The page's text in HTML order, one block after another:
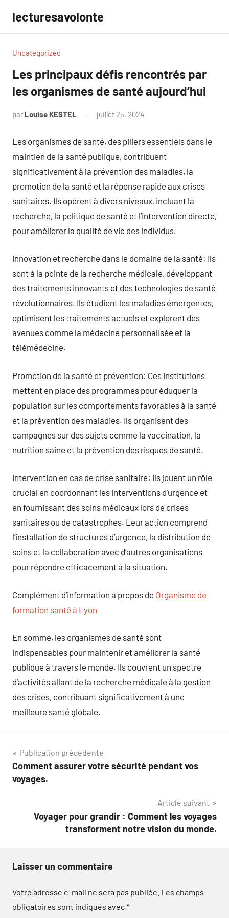
contenu
lecturesavolonte
Uncategorized
Les principaux défis rencontrés par
les organismes de santé aujourd’hui
par Louise KESTEL juillet 25, 2024
Les organismes de santé, des piliers essentiels dans le
maintien de la santé publique, contribuent
significativement à la prévention des maladies, la
promotion de la santé et la réponse rapide aux crises
sanitaires. Ils opèrent à divers niveaux, incluant la
recherche, la politique de santé et l’intervention directe,
pour améliorer la qualité de vie des individus.
Innovation et recherche dans le domaine de la santé: Ils
sont à la pointe de la recherche médicale, développant
des traitements innovants et des technologies de santé
révolutionnaires. Ils étudient les maladies émergentes,
optimisent les traitements actuels et explorent des
avenues comme la médecine personnalisée et la
télémédecine.
Promotion de la santé et prévention: Ces institutions
mettent en place des programmes pour éduquer la
population sur les comportements favorables à la santé
et la prévention des maladies. Ils organisent des
campagnes sur des sujets comme la vaccination, la
nutrition saine et la prévention des risques de santé.
Intervention en cas de crise sanitaire: Ils jouent un rôle
crucial en coordonnant les interventions d’urgence et
en fournissant des soins médicaux lors de crises
sanitaires ou de catastrophes. Leur action comprend
l’installation de structures d’urgence, la distribution de
soins et la collaboration avec d’autres organisations
pour répondre efficacement à la situation.
Complément d’information à propos de Organisme de
formation santé à Lyon
En somme, les organismes de santé sont
indispensables pour maintenir et améliorer la santé
publique à travers le monde. Ils couvrent un spectre
d’activités allant de la recherche médicale à la gestion
des crises, contribuant significativement à une
meilleure santé globale.
Navigation
de
Publication précédente
Comment assurer votre sécurité pendant vos
voyages.
Article suivant
Voyager pour grandir : Comment les voyages
transforment notre vision du monde.
Laisser un commentaire
Votre adresse e-mail ne sera pas publiée. Les champs
obligatoires sont indiqués avec*